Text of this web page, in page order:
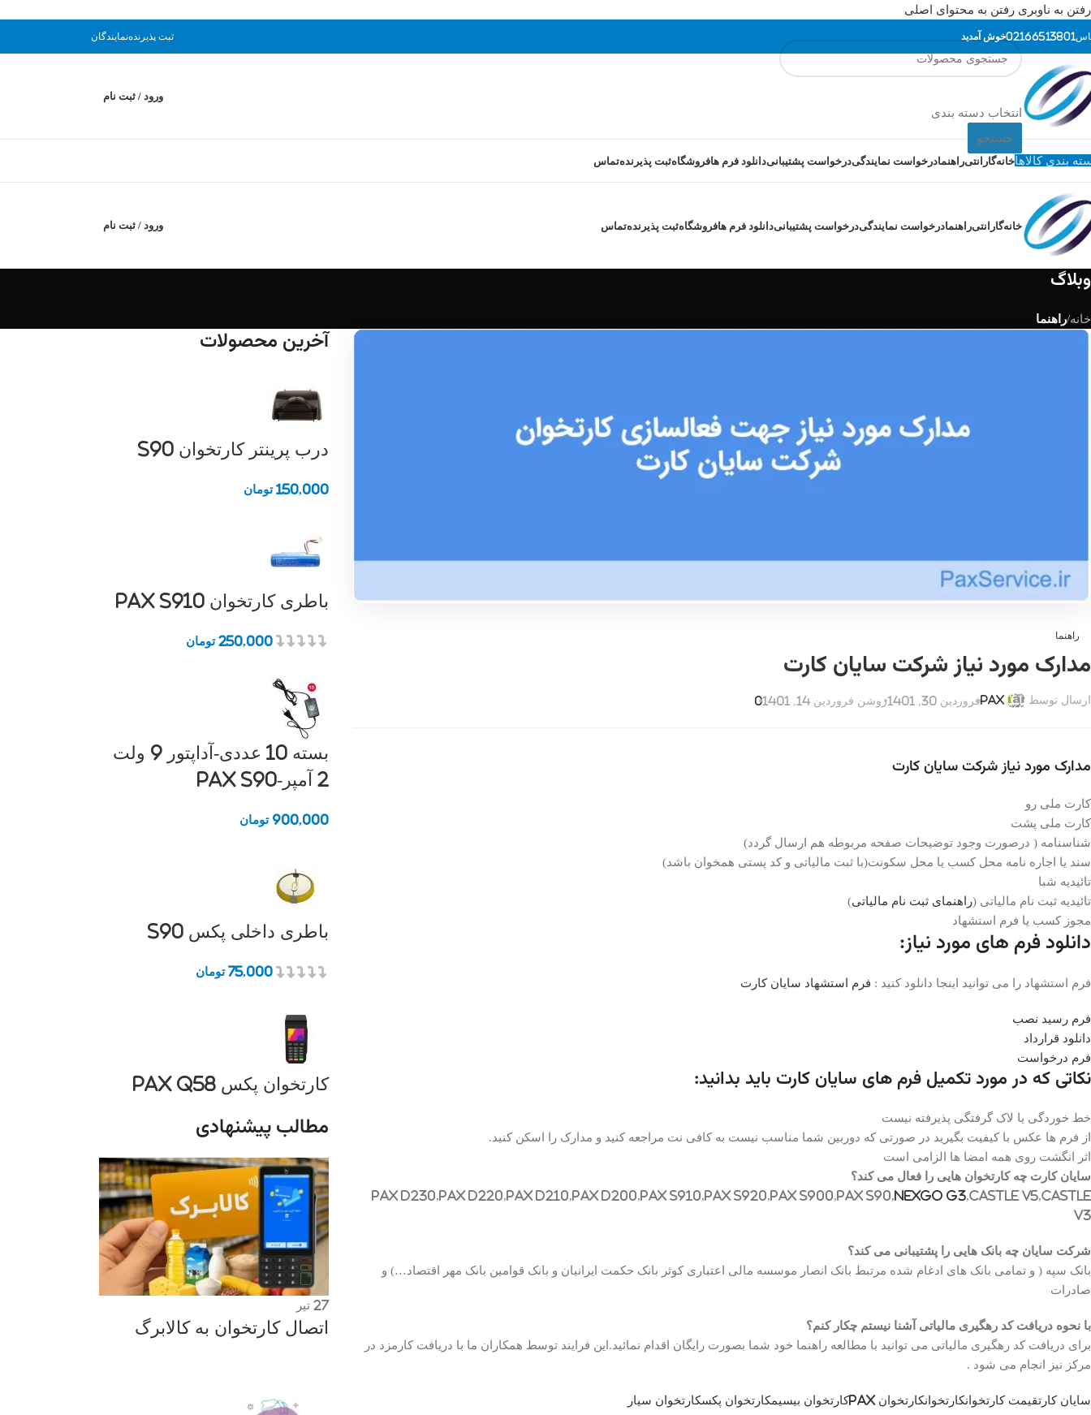
رفتن به ناوبری رفتن به محتوای اصلی
02166513801خوش آمدید ثبت پذیرندهنمایندگان
انتخاب دسته بندی
جستجو
ورود / ثبت نام
بندی کالاهاخانهگارانتیراهنمادرخواست نمایندگیدرخواست پشتیبانیدانلود فرم هافروشگاهثبت پذیرندهتماس
خانهگارانتیراهنمادرخواست نمایندگیدرخواست پشتیبانیدانلود فرم هافروشگاهثبت پذیرندهتماس ورود / ثبت نام
وبلاگ
خانه/راهنما
راهنما
مدارک مورد نیاز شرکت سایان کارت
ارسال توسط Paxفروردین 30, 1401 روشن فروردین 14, 1401 0
مدارک مورد نیاز شرکت سایان کارت
کارت ملی رو
کارت ملی پشت
شناسنامه ( درصورت وجود توضیحات صفحه مربوطه هم ارسال گردد)
سند یا اجاره نامه محل کسب یا محل سکونت(با ثبت مالیاتی و کد پستی همخوان باشد)
تائیدیه شبا
تائیدیه ثبت نام مالیاتی (راهنمای ثبت نام مالیاتی)
مجوز کسب یا فرم استشهاد
دانلود فرم های مورد نیاز:
فرم استشهاد را می توانید اینجا دانلود کنید : فرم استشهاد سایان کارت
فرم رسید نصب
دانلود قرارداد
فرم درخواست
نکاتی که در مورد تکمیل فرم های سایان کارت باید بدانید:
خط خوردگی یا لاک گرفتگی پذیرفته نیست
از فرم ها عکس با کیفیت بگیرید در صورتی که دوربین شما مناسب نیست به کافی نت مراجعه کنید و مدارک را اسکن کنید.
اثر انگشت روی همه امضا ها الزامی است
سایان کارت چه کارتخوان هایی را فعال می کند؟
Pax D230,Pax D220,Pax D210,Pax D200,Pax S910,Pax S920,Pax S900,Pax S90,Nexgo G3,Castle V5,Castle
V3
شرکت سایان چه بانک هایی را پشتیبانی می کند؟
بانک سپه ( و تمامی بانک های ادغام شده مرتبط بانک انصار موسسه مالی اعتباری کوثر بانک حکمت ایرانیان و بانک قوامین بانک مهر اقتصاد…) و
صادرات
با نحوه دریافت کد رهگیری مالیاتی آشنا نیستم چکار کنم؟
برای دریافت کد رهگیری مالیاتی می توانید با مطالعه راهنما خود شما بصورت رایگان اقدام نمائید.این فرایند توسط همکاران ما با دریافت کارمزد در
مرکز نیز انجام می شود .
سایان کارتقیمت کارتخوانکارتخوانکارتخوان Pax کارتخوان بیسیمکارتخوان پکسکارتخوان سیار
آخرین محصولات
درب پرینتر کارتخوان S90
150,000 تومان
باطری کارتخوان Pax S910
250,000 تومان
بسته 10 عددی-آداپتور 9 ولت
2 آمپر-Pax S90
900,000 تومان
باطری داخلی پکس S90
75,000 تومان
کارتخوان پکس Pax Q58
مطالب پیشنهادی
27 تیر
اتصال کارتخوان به کالابرگ